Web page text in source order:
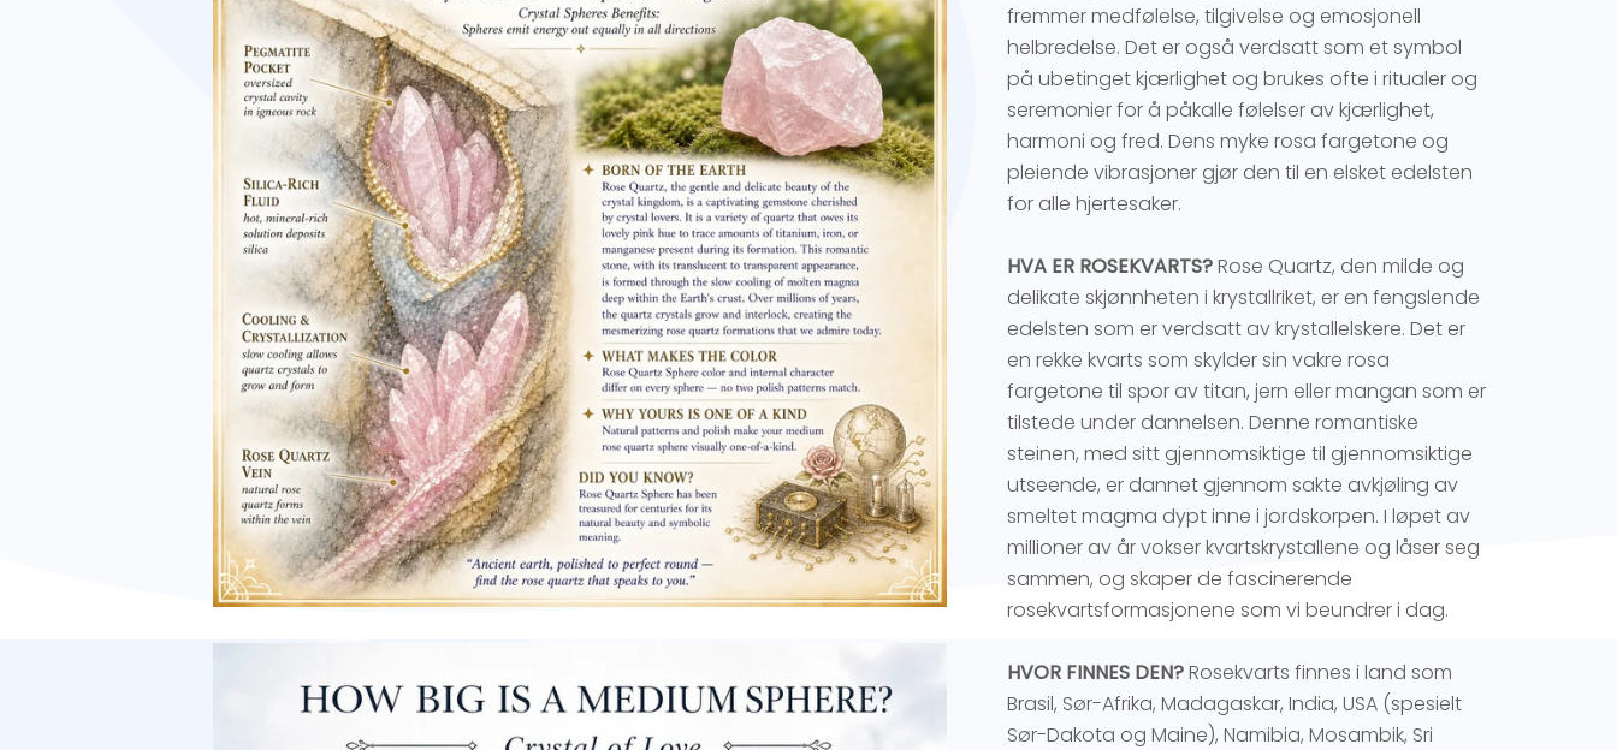
fremmer medfølelse, tilgivelse og emosjonell
helbredelse. Det er også verdsatt som et symbol
på ubetinget kjærlighet og brukes ofte i ritualer og
seremonier for å påkalle følelser av kjærlighet,
harmoni og fred. Dens myke rosa fargetone og
pleiende vibrasjoner gjør den til en elsket edelsten
for alle hjertesaker.
HVA ER ROSEKVARTS?Rose Quartz, den milde og
delikate skjønnheten i krystallriket, er en fengslende
edelsten som er verdsatt av krystallelskere. Det er
en rekke kvarts som skylder sin vakre rosa
fargetone til spor av titan, jern eller mangan som er
tilstede under dannelsen. Denne romantiske
steinen, med sitt gjennomsiktige til gjennomsiktige
utseende, er dannet gjennom sakte avkjøling av
smeltet magma dypt inne i jordskorpen. I løpet av
millioner av år vokser kvartskrystallene og låser seg
sammen, og skaper de fascinerende
rosekvartsformasjonene som vi beundrer i dag.
HVOR FINNES DEN?Rosekvarts finnes i land som
Brasil, Sør-Afrika, Madagaskar, India, USA (spesielt
Sør-Dakota og Maine), Namibia, Mosambik, Sri